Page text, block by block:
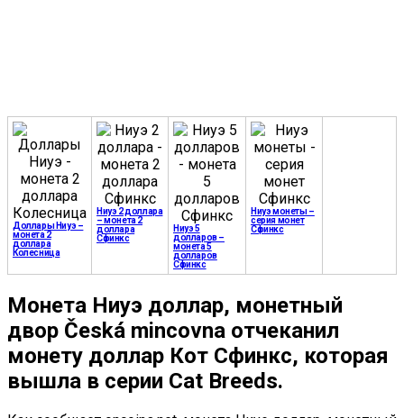
Доллары Ниуэ –
монета 2
доллара
Колесница
Ниуэ 2 доллара
– монета 2
доллара
Сфинкс
Ниуэ 5
долларов –
монета 5
долларов
Сфинкс
Ниуэ монеты –
серия монет
Сфинкс
Монета Ниуэ доллар, монетный
двор Česká mincovna отчеканил
монету доллар Кот Сфинкс, которая
вышла в серии Cat Breeds.